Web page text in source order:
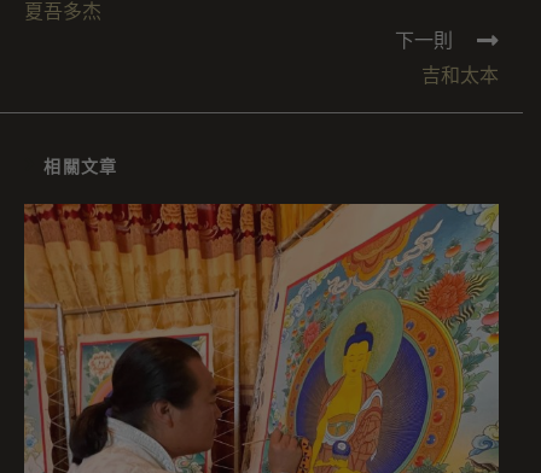
夏吾多杰
下一則
吉和太本
相關文章